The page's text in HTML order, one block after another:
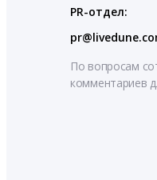
PR-отдел:
По вопросам
комментариев